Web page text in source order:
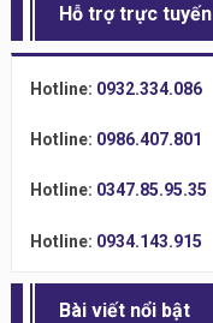
Hỗ trợ trực tuyến
Hotline: 0932.334.086
Hotline: 0986.407.801
Hotline: 0347.85.95.35
Hotline: 0934.143.915
Bài viết nổi bật